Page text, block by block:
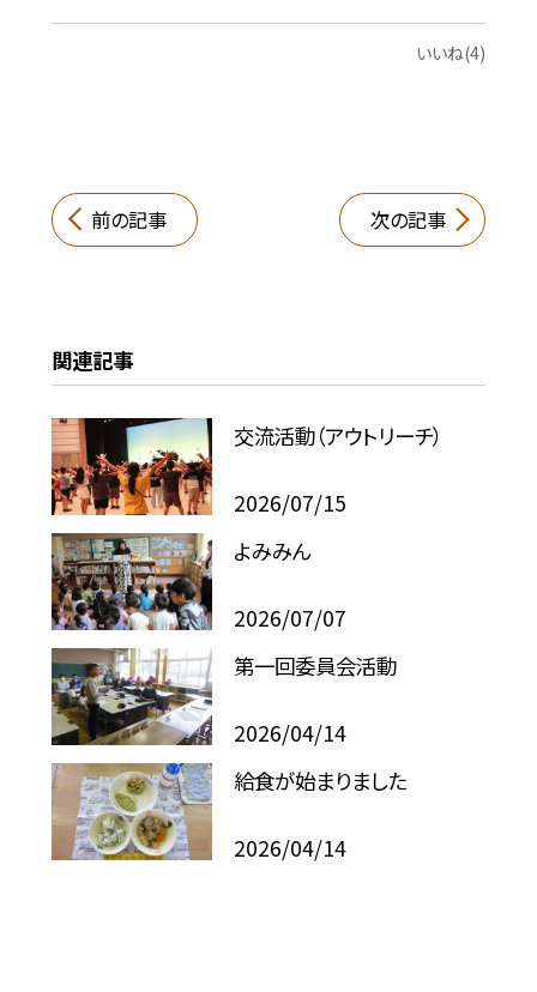
いいね(4)
前の記事 次の記事
関連記事
交流活動（アウトリーチ）
2026/07/15
よみみん
2026/07/07
第一回委員会活動
2026/04/14
給食が始まりました
2026/04/14